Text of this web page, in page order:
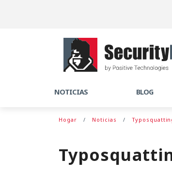
NOTICIAS BLOG
Hogar Noticias